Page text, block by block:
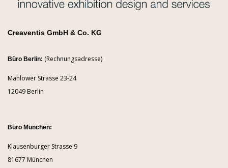
Creaventis GmbH & Co. KG
Büro Berlin: (Rechnungsadresse)
Mahlower Strasse 23-24
12049 Berlin
Büro München:
Klausenburger Strasse 9
81677 München